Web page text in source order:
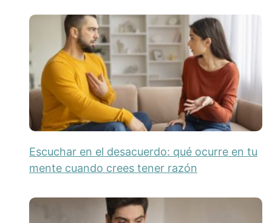
Escuchar en el desacuerdo: qué ocurre en tu
mente cuando crees tener razón